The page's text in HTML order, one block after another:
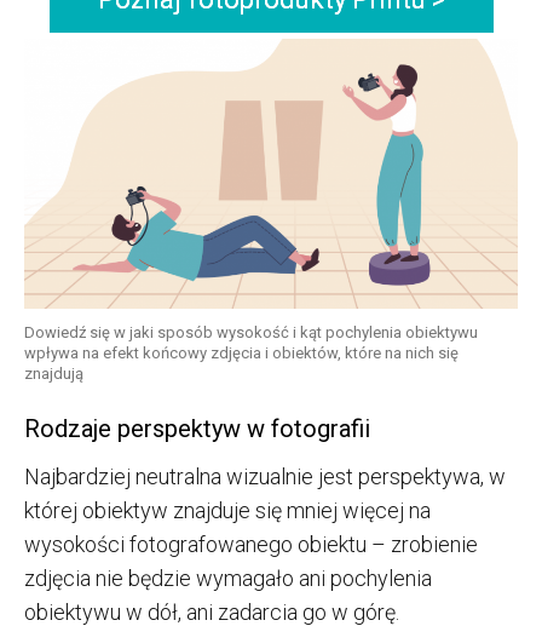
Dowiedź się w jaki sposób wysokość i kąt pochylenia obiektywu
wpływa na efekt końcowy zdjęcia i obiektów, które na nich się
znajdują
Rodzaje perspektyw w fotografii
Najbardziej neutralna wizualnie jest perspektywa, w
której obiektyw znajduje się mniej więcej na
wysokości fotografowanego obiektu – zrobienie
zdjęcia nie będzie wymagało ani pochylenia
obiektywu w dół, ani zadarcia go w górę.